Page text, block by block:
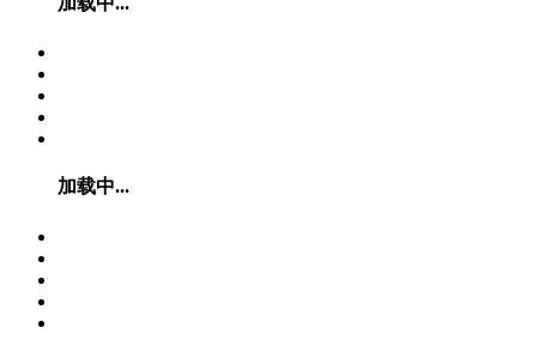
加载中...